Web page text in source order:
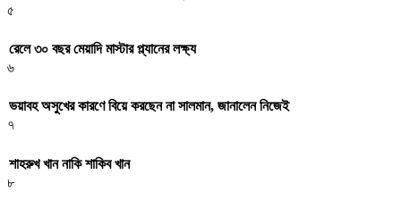
৫
রেলে ৩০ বছর মেয়াদি মাস্টার প্ল্যানের লক্ষ্য
৬
ভয়াবহ অসুখের কারণে বিয়ে করছেন না সালমান, জানালেন নিজেই
৭
শাহরুখ খান নাকি শাকিব খান
৮